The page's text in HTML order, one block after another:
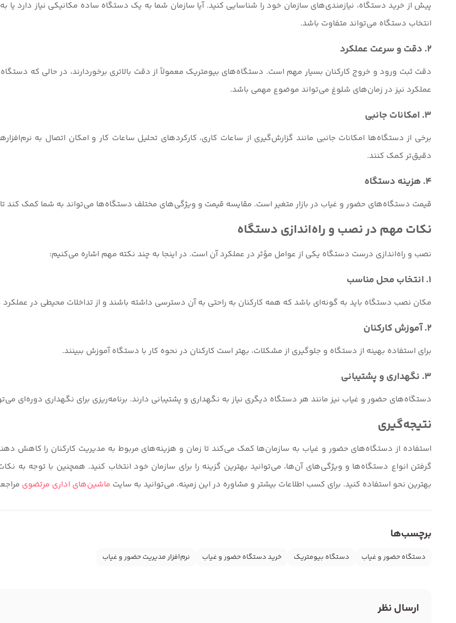
پیش از خرید دستگاه، نیازمندی‌های سازمان خود را شناسایی کنید. آیا سازمان شما به یک دستگاه ساده مکانیکی نیاز دارد یا
انتخاب دستگاه می‌تواند متفاوت باشد.
2. دقت و سرعت عملکرد
دقت ثبت ورود و خروج کارکنان بسیار مهم است. دستگاه‌های بیومتریک معمولاً از دقت بالاتری برخوردارند، در حالی که
عملکرد نیز در زمان‌های شلوغ می‌تواند موضوع مهمی باشد.
3. امکانات جانبی
برخی از دستگاه‌ها امکانات جانبی مانند گزارش‌گیری از ساعات کاری، کارکردهای تحلیل ساعات کار و امکان اتصال به
دقیق‌تر کمک کنند.
4. هزینه دستگاه
قیمت دستگاه‌های حضور و غیاب در بازار متغیر است. مقایسه قیمت و ویژگی‌های مختلف دستگاه‌ها می‌تواند به شما کمک کند تا
نکات مهم در نصب و راه‌اندازی دستگاه
نصب و راه‌اندازی درست دستگاه یکی از عوامل مؤثر در عملکرد آن است. در اینجا به چند نکته مهم اشاره می‌کنیم:
1. انتخاب محل مناسب
مکان نصب دستگاه باید به گونه‌ای باشد که همه کارکنان به راحتی به آن دسترسی داشته باشند و از تداخلات محیطی در
2. آموزش کارکنان
برای استفاده بهینه از دستگاه و جلوگیری از مشکلات، بهتر است کارکنان در نحوه کار با دستگاه آموزش ببینند.
3. نگهداری و پشتیبانی
دستگاه‌های حضور و غیاب نیز مانند هر دستگاه دیگری نیاز به نگهداری و پشتیبانی دارند. برنامه‌ریزی برای نگهداری دوره‌ای
نتیجه‌گیری
استفاده از دستگاه‌های حضور و غیاب به سازمان‌ها کمک می‌کند تا زمان و هزینه‌های مربوط به مدیریت کارکنان را کاهش
گرفتن انواع دستگاه‌ها و ویژگی‌های آن‌ها، می‌توانید بهترین گزینه را برای سازمان خود انتخاب کنید. همچنین با توجه به
بهترین نحو استفاده کنید. برای کسب اطلاعات بیشتر و مشاوره در این زمینه، می‌توانید به سایت ماشین‌های اداری مرتضوی
برچسب‌ها
دستگاه حضور و غیاب دستگاه بیومتریک خرید دستگاه حضور و غیاب نرم‌افزار مدیریت حضور و غیاب
ارسال نظر